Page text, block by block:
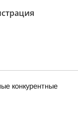
конкурентные